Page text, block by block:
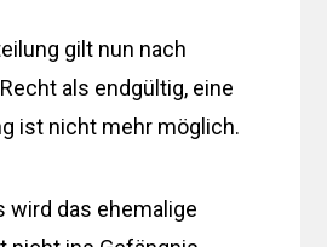
gilt nun nach
als endgültig, eine
ist nicht mehr möglich.
wird das ehemalige